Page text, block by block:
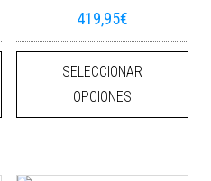
Este producto tiene múltiples
419,95€
SELECCIONAR
OPCIONES